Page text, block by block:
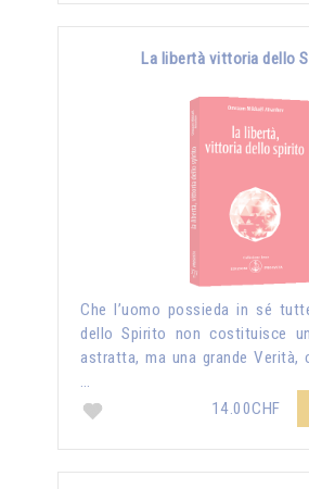
La libertà vittoria dello
Che l’uomo possieda in sé
dello Spirito non costituisce
astratta, ma una grande Verità,
…
14.00CHF